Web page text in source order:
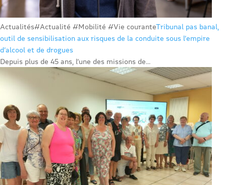
Actualités#Actualité #Mobilité #Vie couranteTribunal pas banal,
outil de sensibilisation aux risques de la conduite sous l’empire
d’alcool et de drogues
Depuis plus de 45 ans, l’une des missions de...